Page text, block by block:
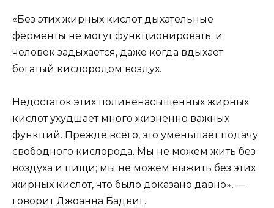
«Без этих жирных кислот дыхательные
ферменты не могут функционировать; и
человек задыхается, даже когда вдыхает
богатый кислородом воздух.
Недостаток этих полиненасыщенных жирных
кислот ухудшает много жизненно важных
функций. Прежде всего, это уменьшает подачу
свободного кислорода. Мы не можем жить без
воздуха и пищи; мы не можем выжить без этих
жирных кислот, что было доказано давно», —
говорит Джоанна Бадвиг.